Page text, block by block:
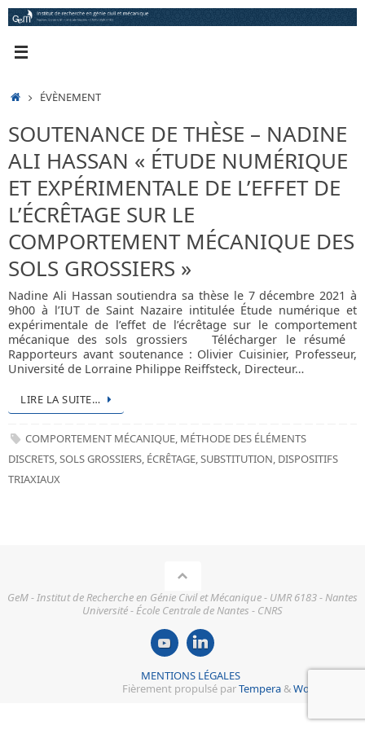
Passer
au
ACCUEIL
ÉVÈNEMENT
SOUTENANCE DE THÈSE – NADINE
ALI HASSAN « ÉTUDE NUMÉRIQUE
ET EXPÉRIMENTALE DE L’EFFET DE
L’ÉCRÊTAGE SUR LE
COMPORTEMENT MÉCANIQUE DES
SOLS GROSSIERS »
Nadine Ali Hassan soutiendra sa thèse le 7 décembre 2021 à
9h00 à l’IUT de Saint Nazaire intitulée Étude numérique et
expérimentale de l’effet de l’écrêtage sur le comportement
mécanique des sols grossiers Télécharger le résumé
Rapporteurs avant soutenance : Olivier Cuisinier, Professeur,
Université de Lorraine Philippe Reiffsteck, Directeur…
LIRE LA SUITE…
COMPORTEMENT MÉCANIQUE, MÉTHODE DES ÉLÉMENTS
DISCRETS,SOLS GROSSIERS, ÉCRÊTAGE,SUBSTITUTION, DISPOSITIFS
TRIAXIAUX
GeM - Institut de Recherche en Génie Civil et Mécanique - UMR 6183 - Nantes
Université - École Centrale de Nantes - CNRS
MENTIONS LÉGALES
Fièrement propulsé parTempera &WordPress.